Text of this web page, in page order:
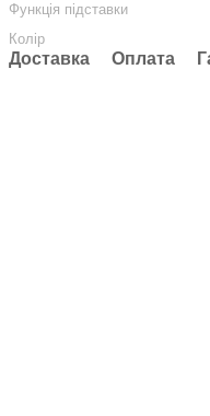
Функція підставки
Колір
Доставка Оплата